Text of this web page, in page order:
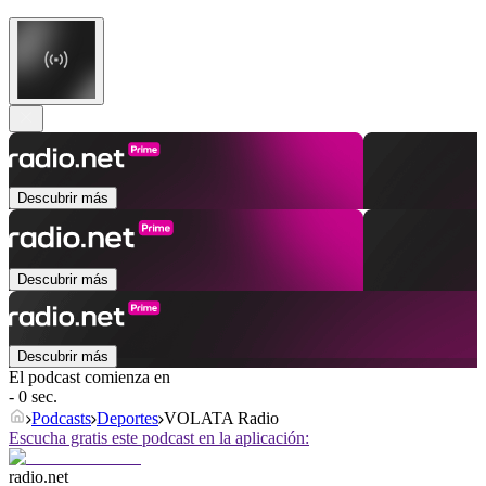
Descubrir más
Descubrir más
Descubrir más
El podcast comienza en
- 0 sec.
Podcasts Deportes VOLATA Radio
Escucha gratis este podcast en la aplicación:
radio.net